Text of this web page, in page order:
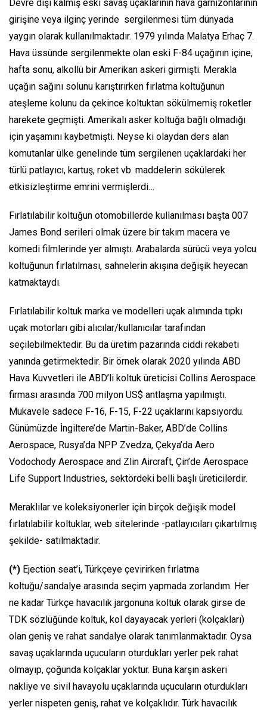
Devre dışı kalmış eski savaş uçaklarının hava garnizonlarının
girişine veya ilginç yerinde sergilenmesi tüm dünyada
yaygın olarak kullanılmaktadır. 1979 yılında Malatya Erhaç 7.
Hava üssünde sergilenmekte olan eski F-84 uçağının içine,
hafta sonu, alkollü bir Amerikan askeri girmişti. Merakla
uçağın sağını solunu karıştırırken fırlatma koltuğunun
ateşleme kolunu da çekince koltuktan sökülmemiş roketler
harekete geçmişti. Amerikalı asker koltuğa bağlı olmadığı
için yaşamını kaybetmişti. Neyse ki olaydan ders alan
komutanlar ülke genelinde tüm sergilenen uçaklardaki her
türlü patlayıcı, kartuş, roket vb. maddelerin sökülerek
etkisizleştirme emrini vermişlerdi…
Fırlatılabilir koltuğun otomobillerde kullanılması başta 007
James Bond serileri olmak üzere bir takım macera ve
komedi filmlerinde yer almıştı. Arabalarda sürücü veya yolcu
koltuğunun fırlatılması, sahnelerin akışına değişik heyecan
katmaktaydı.
Fırlatılabilir koltuk marka ve modelleri uçak alımında tıpkı
uçak motorları gibi alıcılar/kullanıcılar tarafından
seçilebilmektedir. Bu da üretim pazarında ciddi rekabeti
yanında getirmektedir. Bir örnek olarak 2020 yılında ABD
Hava Kuvvetleri ile ABD’li koltuk üreticisi Collins Aerospace
firması arasında 700 milyon US$ antlaşma yapılmıştı.
Mukavele sadece F-16, F-15, F-22 uçaklarını kapsıyordu.
Günümüzde İngiltere’de Martin-Baker, ABD’de Collins
Aerospace, Rusya’da NPP Zvedza, Çekya’da Aero
Vodochody Aerospace and Zlin Aircraft, Çin’de Aerospace
Life Support Industries, sektördeki belli başlı üreticilerdir.
Meraklılar ve koleksiyonerler için birçok değişik model
fırlatılabilir koltuklar, web sitelerinde -patlayıcıları çıkartılmış
şekilde- satılmaktadır.
(*) Ejection seat’i, Türkçeye çevirirken fırlatma
koltuğu/sandalye arasında seçim yapmada zorlandım. Her
ne kadar Türkçe havacılık jargonuna koltuk olarak girse de
TDK sözlüğünde koltuk, kol dayayacak yerleri (kolçakları)
olan geniş ve rahat sandalye olarak tanımlanmaktadır. Oysa
savaş uçaklarında uçucuların oturdukları yerler pek rahat
olmayıp, çoğunda kolçaklar yoktur. Buna karşın askeri
nakliye ve sivil havayolu uçaklarında uçucuların oturdukları
yerler nispeten geniş, rahat ve kolçaklıdır. Türk havacılık